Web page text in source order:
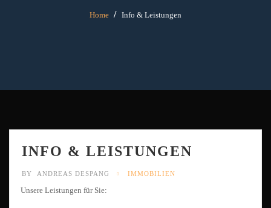
Home Info & Leistungen
INFO & LEISTUNGEN
BY ANDREAS DESPANG IMMOBILIEN
Unsere Leistungen für Sie: